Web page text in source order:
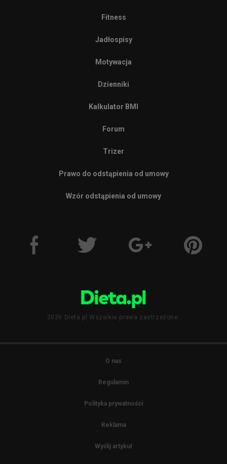
Fitness
Jadłospisy
Motywacja
Dzienniki
Kalkulator BMI
Forum
Trizer
Prawo do odstąpienia od umowy
Wzór odstąpienia od umowy
2026 Dieta.pl Wszelkie prawa zastrzeżone.
O nas
Regulamin
Polityka prywatności
Reklama
Wyślij artykuł